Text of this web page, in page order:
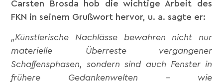
Carsten Brosda hob die wichtige Arbeit des
FKN in seinem Grußwort hervor, u. a. sagte er:
„Künstlerische Nachlässe bewahren nicht nur
materielle Überreste vergangener
Schaffensphasen, sondern sind auch Fenster in
frühere Gedankenwelten – wie